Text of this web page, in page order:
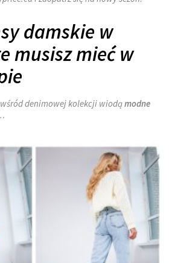
damskie w
musisz mieć w
denimowej kolekcji wiodąmodne